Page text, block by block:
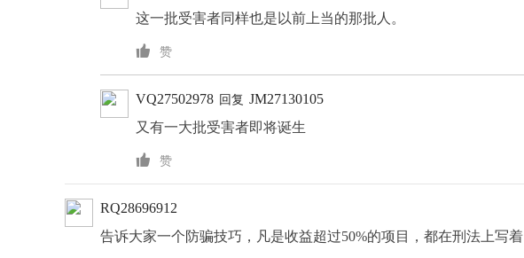
这一批受害者同样也是以前上当的那批人。
 赞
VQ27502978 回复 JM27130105
又有一大批受害者即将诞生
 赞
RQ28696912
告诉大家一个防骗技巧，凡是收益超过50%的项目，都在刑法上写着